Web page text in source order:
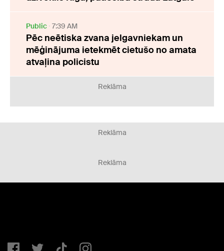
Public 7:39 AM
Pēc neētiska zvana jelgavniekam un
mēģinājuma ietekmēt cietušo no amata
atvaļina policistu
Reklāma
Reklāma
Reklāma